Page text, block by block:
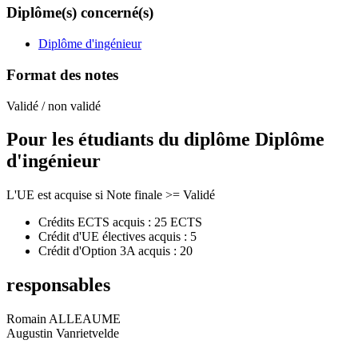
Diplôme(s) concerné(s)
Diplôme d'ingénieur
Format des notes
Validé / non validé
Pour les étudiants du diplôme Diplôme
d'ingénieur
L'UE est acquise si Note finale >= Validé
Crédits ECTS acquis : 25 ECTS
Crédit d'UE électives acquis : 5
Crédit d'Option 3A acquis : 20
responsables
Romain ALLEAUME
Augustin Vanrietvelde